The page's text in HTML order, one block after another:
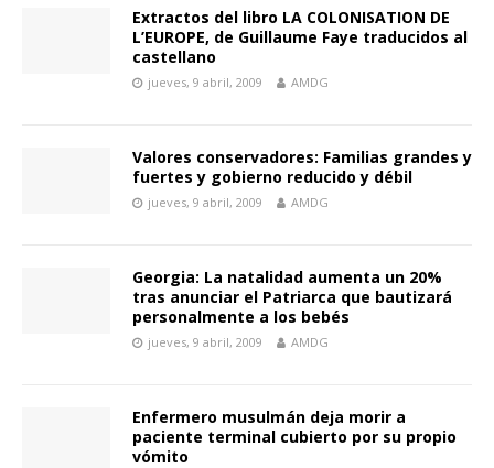
Extractos del libro LA COLONISATION DE
L’EUROPE, de Guillaume Faye traducidos al
castellano
jueves, 9 abril, 2009 AMDG
Valores conservadores: Familias grandes y
fuertes y gobierno reducido y débil
jueves, 9 abril, 2009 AMDG
Georgia: La natalidad aumenta un 20%
tras anunciar el Patriarca que bautizará
personalmente a los bebés
jueves, 9 abril, 2009 AMDG
Enfermero musulmán deja morir a
paciente terminal cubierto por su propio
vómito